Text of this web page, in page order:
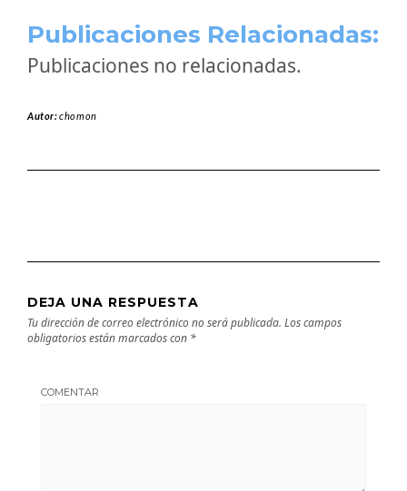
Publicaciones Relacionadas:
Publicaciones no relacionadas.
Autor:chomon
DEJA UNA RESPUESTA
Tu dirección de correo electrónico no será publicada. Los campos
obligatorios están marcados con *
COMENTAR